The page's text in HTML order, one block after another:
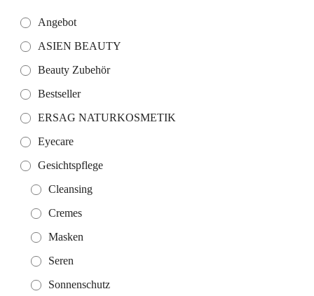
Angebot
ASIEN BEAUTY
Beauty Zubehör
Bestseller
ERSAG NATURKOSMETIK
Eyecare
Gesichtspflege
Cleansing
Cremes
Masken
Seren
Sonnenschutz